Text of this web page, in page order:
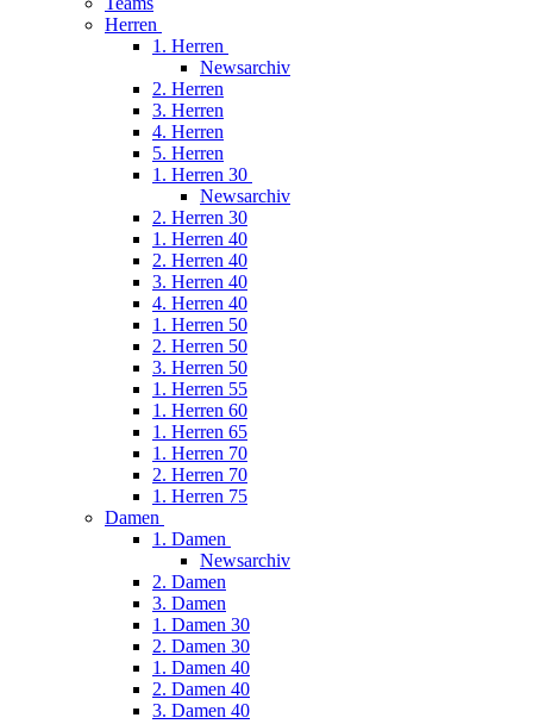
Herren
1. Herren
Newsarchiv
2. Herren
3. Herren
4. Herren
5. Herren
1. Herren 30
Newsarchiv
2. Herren 30
1. Herren 40
2. Herren 40
3. Herren 40
4. Herren 40
1. Herren 50
2. Herren 50
3. Herren 50
1. Herren 55
1. Herren 60
1. Herren 65
1. Herren 70
2. Herren 70
1. Herren 75
Damen
1. Damen
Newsarchiv
2. Damen
3. Damen
1. Damen 30
2. Damen 30
1. Damen 40
2. Damen 40
3. Damen 40